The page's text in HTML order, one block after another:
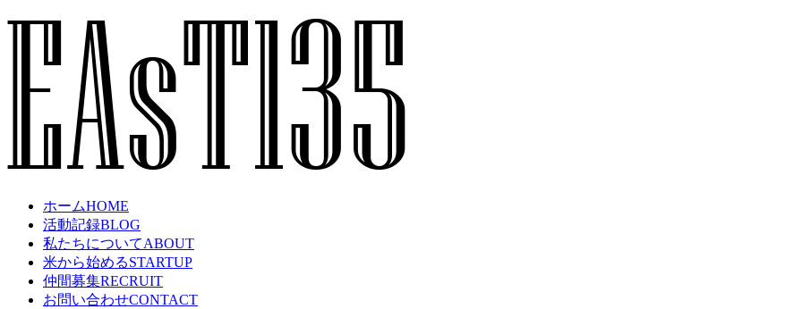
ホームHOME
活動記録BLOG
私たちについてABOUT
米から始めるSTARTUP
仲間募集RECRUIT
お問い合わせCONTACT